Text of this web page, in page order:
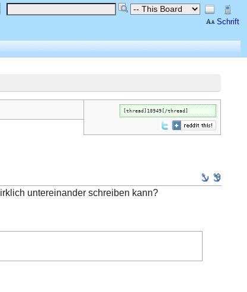
Schrift
[thread]10949[/thread]
untereinander schreiben kann?